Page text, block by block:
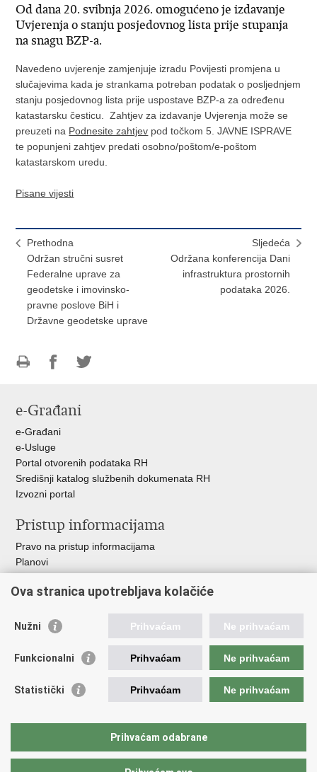
Od dana 20. svibnja 2026. omogućeno je izdavanje
Uvjerenja o stanju posjedovnog lista prije stupanja
na snagu BZP-a.
Navedeno uvjerenje zamjenjuje izradu Povijesti promjena u
slučajevima kada je strankama potreban podatak o posljednjem
stanju posjedovnog lista prije uspostave BZP-a za određenu
katastarsku česticu. Zahtjev za izdavanje Uvjerenja može se
preuzeti na Podnesite zahtjev pod točkom 5. JAVNE ISPRAVE
te popunjeni zahtjev predati osobno/poštom/e-poštom
katastarskom uredu.
Pisane vijesti
Prethodna
Održan stručni susret
Federalne uprave za
geodetske i imovinsko-
pravne poslove BiH i
Državne geodetske uprave
Sljedeća
Održana konferencija Dani
infrastruktura prostornih
podataka 2026.
FacebookuTwitteru
e-Građani
e-Građani
e-Usluge
Portal otvorenih podataka RH
Središnji katalog službenih dokumenata RH
Izvozni portal
Pristup informacijama
Pravo na pristup informacijama
Planovi
Financijski dokumenti
Važne poveznice
Vlada RH
Operativni program konkurentnost i kohezija
Hrvatska komora ovlaštenih inženjera geodezije
Ova stranica upotrebljava kolačiće
Nužni Prihvaćam Ne prihvaćam
Funkcionalni Prihvaćam Ne prihvaćam
Statistički Prihvaćam Ne prihvaćam
Prihvaćam odabrane